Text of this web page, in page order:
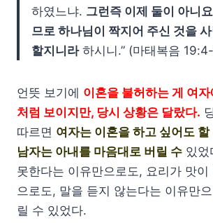
하였느냐. 그런즉 이제 둘이 아니
므로 하나님이 짝지어 주신 것을
할지니라하시니.” (마태복음
언뜻 보기에 이혼을 불허하는 게 여
처럼 보이지만, 당시 상황은 달랐다.
따르면 여자는 이혼을 하고 싶어도 할
남자는 아내를 마음대로 버릴 수 있었
못한다는 이유만으로도, 요리가 맛
으로도, 말을 듣지 않는다는 이유만
릴 수 있었다.